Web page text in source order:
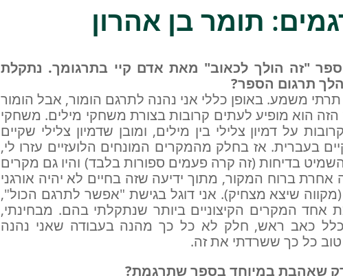
תומר בן אהרון
"זה הולך לכאוב" מאת אדם קיי בתרגומך. נתקלת
תרגום הספר?
משמע. באופן כללי אני נהנה לתרגם הומור, אבל הומור
הזה הוא מופיע לעתים קרובות בצורת משחקי מילים. משחקי
על דמיון צלילי בין מילים, ומובן שדמיון צלילי שקיים
בעברית. אז בחלק מהמקרים המונחים הלועזיים עזרו לי,
בדיחות (זה קרה פעמים ספורות בלבד) והיו גם מקרים
ברוח המקור, מתוך ידיעה שזה בחיים לא יהיה אורגני
שיצא מצחיק). אני דוגל בגישת "אפשר לתרגם הכול",
המקרים הקיצוניים ביותר שנתקלתי בהם. מבחינתי,
כאב ראש, חלק לא כל כך מהנה בעבודה שאני נהנה
כל כך ששרדתי את זה.